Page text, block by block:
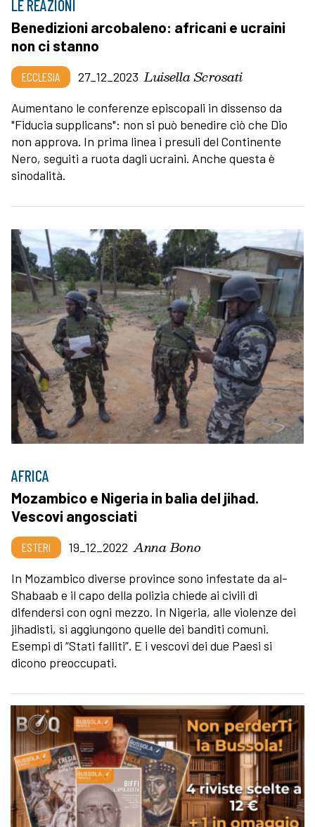
LE REAZIONI
Benedizioni arcobaleno: africani e ucraini
non ci stanno
ECCLESIA 27_12_2023 Luisella Scrosati
Aumentano le conferenze episcopali in dissenso da
"Fiducia supplicans": non si può benedire ciò che Dio
non approva. In prima linea i presuli del Continente
Nero, seguiti a ruota dagli ucraini. Anche questa è
sinodalità.
AFRICA
Mozambico e Nigeria in balìa del jihad.
Vescovi angosciati
ESTERI 19_12_2022 Anna Bono
In Mozambico diverse province sono infestate da al-
Shabaab e il capo della polizia chiede ai civili di
difendersi con ogni mezzo. In Nigeria, alle violenze dei
jihadisti, si aggiungono quelle dei banditi comuni.
Esempi di “Stati falliti”. E i vescovi dei due Paesi si
dicono preoccupati.